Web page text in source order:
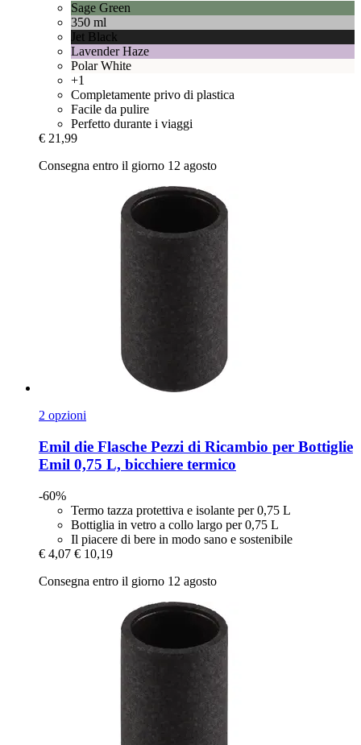
Sage Green
350 ml
Jet Black
Lavender Haze
Polar White
+1
Completamente privo di plastica
Facile da pulire
Perfetto durante i viaggi
€ 21,99
Consegna entro il giorno 12 agosto
2 opzioni
Emil die Flasche Pezzi di Ricambio per Bottiglie
Emil 0,75 L, bicchiere termico
-60%
Termo tazza protettiva e isolante per 0,75 L
Bottiglia in vetro a collo largo per 0,75 L
Il piacere di bere in modo sano e sostenibile
€ 4,07 € 10,19
Consegna entro il giorno 12 agosto